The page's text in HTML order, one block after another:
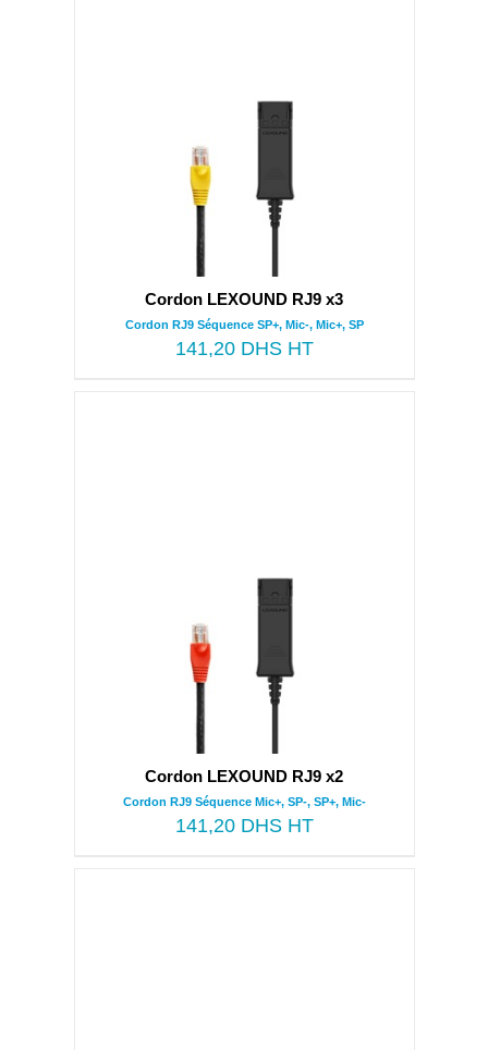
Cordon LEXOUND RJ9 x3
Cordon RJ9 Séquence SP+, Mic-, Mic+, SP
141,20DHS HT
Cordon LEXOUND RJ9 x2
Cordon RJ9 Séquence Mic+, SP-, SP+, Mic-
141,20DHS HT